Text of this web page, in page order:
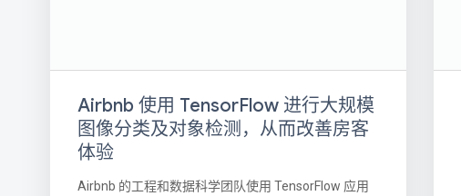
Airbnb 使用 TensorFlow 进行大规模
图像分类及对象检测，从而改善房客
体验
Airbnb 的工程和数据科学团队使用 TensorFlow 应用